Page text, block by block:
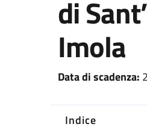
di
Imola
Data di scadenza:
Indice